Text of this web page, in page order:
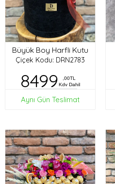
Büyük Boy Harfli Kutu
Çiçek Kodu: DRN2783
8499
,00TL
Kdv Dahil
Aynı Gün Teslimat